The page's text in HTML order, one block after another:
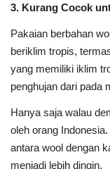
3. Kurang Cocok
Pakaian berbahan
beriklim tropis,
yang memiliki iklim
penghujan dari pada
Hanya saja walau
oleh orang
antara wool dengan
menjadi lebih dingin.